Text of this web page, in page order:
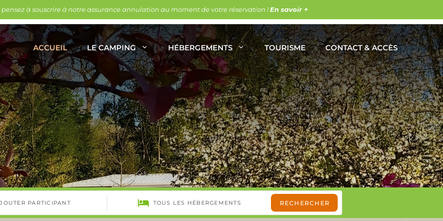
pensez à souscrire à notre assurance annulation au moment de votre réservation !En savoir +
ACCUEIL LE CAMPING HÉBERGEMENTS TOURISME CONTACT & ACCÈS